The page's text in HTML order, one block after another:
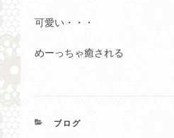
可愛い・・・
めーっちゃ癒される
カ
ブログ